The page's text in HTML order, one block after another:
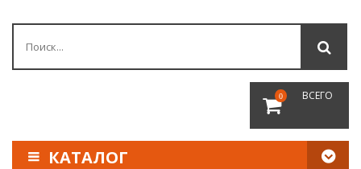
0 ВСЕГО
КАТАЛОГ